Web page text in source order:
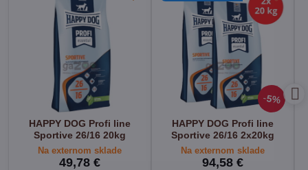
HAPPY DOG Profi line
Sportive 26/16 20kg
Na externom sklade
49,78 €
5%
HAPPY DOG Profi line
Sportive 26/16 2x20kg
Na externom sklade
94,58 €